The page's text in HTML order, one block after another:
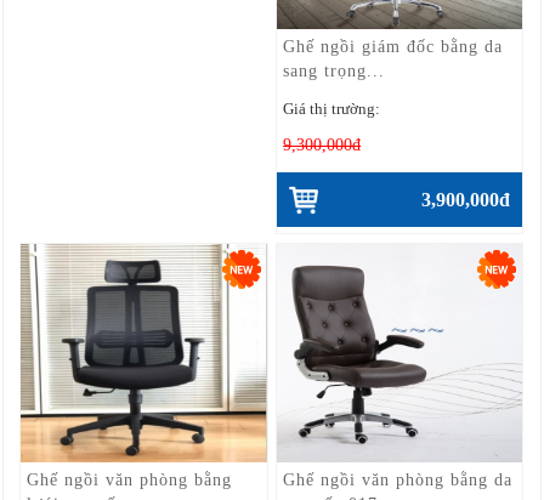
Ghế ngồi giám đốc bằng da
sang trọng...
Giá thị trường:
9,300,000đ
3,900,000đ
Ghế ngồi văn phòng bằng
Ghế ngồi văn phòng bằng da